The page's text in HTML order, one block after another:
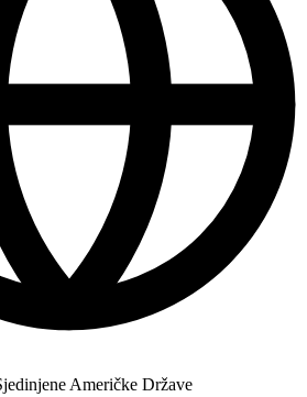
Američke Države